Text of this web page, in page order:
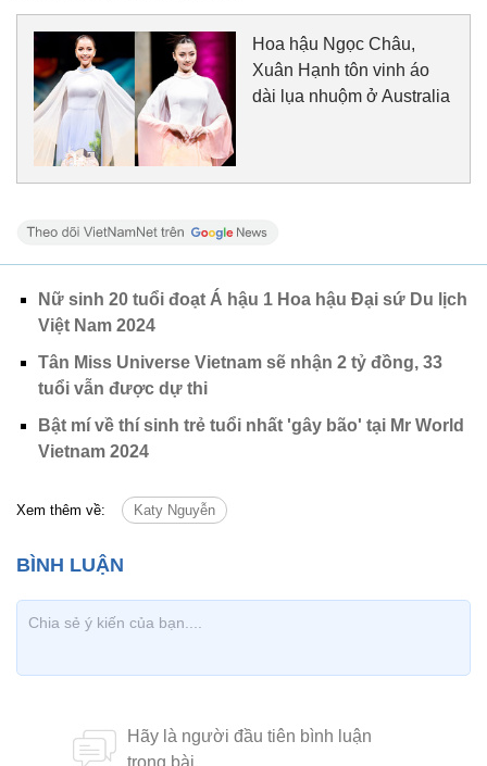
Hoa hậu Ngọc Châu,
Xuân Hạnh tôn vinh áo
dài lụa nhuộm ở Australia
Nữ sinh 20 tuổi đoạt Á hậu 1 Hoa hậu Đại sứ Du lịch
Việt Nam 2024
Tân Miss Universe Vietnam sẽ nhận 2 tỷ đồng, 33
tuổi vẫn được dự thi
Bật mí về thí sinh trẻ tuổi nhất 'gây bão' tại Mr World
Vietnam 2024
Xem thêm về: Katy Nguyễn